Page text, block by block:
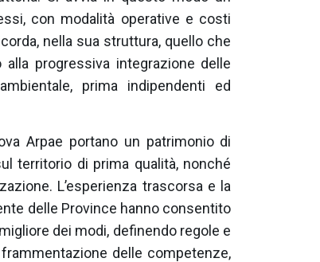
con modalità operative e costi
nella sua struttura, quello che
progressiva integrazione delle
prima indipendenti ed
Arpae portano un patrimonio di
territorio di prima qualità, nonché
L’esperienza trascorsa e la
delle Province hanno consentito
dei modi, definendo regole e
delle competenze,